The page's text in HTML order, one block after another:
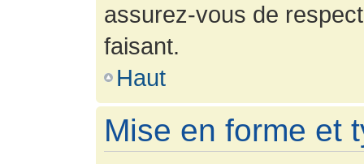
assurez-vous de
faisant.
Haut
Mise en forme et